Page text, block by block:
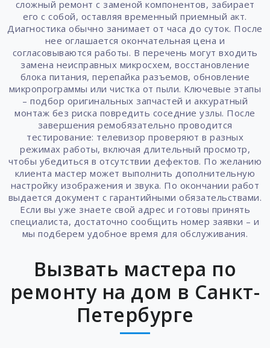
сложный ремонт с заменой компонентов, забирает
его с собой, оставляя временный приемный акт.
Диагностика обычно занимает от часа до суток. После
нее оглашается окончательная цена и
согласовываются работы. В перечень могут входить
замена неисправных микросхем, восстановление
блока питания, перепайка разъемов, обновление
микропрограммы или чистка от пыли. Ключевые этапы
– подбор оригинальных запчастей и аккуратный
монтаж без риска повредить соседние узлы. После
завершения ремобязательно проводится
тестирование: телевизор проверяют в разных
режимах работы, включая длительный просмотр,
чтобы убедиться в отсутствии дефектов. По желанию
клиента мастер может выполнить дополнительную
настройку изображения и звука. По окончании работ
выдается документ с гарантийными обязательствами.
Если вы уже знаете свой адрес и готовы принять
специалиста, достаточно сообщить номер заявки – и
мы подберем удобное время для обслуживания.
Вызвать мастера по
ремонту на дом в Санкт-
Петербурге